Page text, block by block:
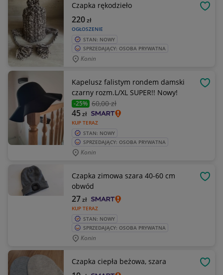
Czapka rękodzieło
OGŁOSZENIE
220zł
STAN: NOWY
SPRZEDAJĄCY: OSOBA PRYWATNA
Konin
Kapelusz falistym rondem damski
czarny rozm.L/XL SUPER!! Nowy!
-25% 60,00 zł
KUP TERAZ
45zł
STAN: NOWY
SPRZEDAJĄCY: OSOBA PRYWATNA
Konin
Czapka zimowa szara 40-60 cm
obwód
KUP TERAZ
27zł
STAN: NOWY
SPRZEDAJĄCY: OSOBA PRYWATNA
Konin
Czapka ciepła beżowa, szara